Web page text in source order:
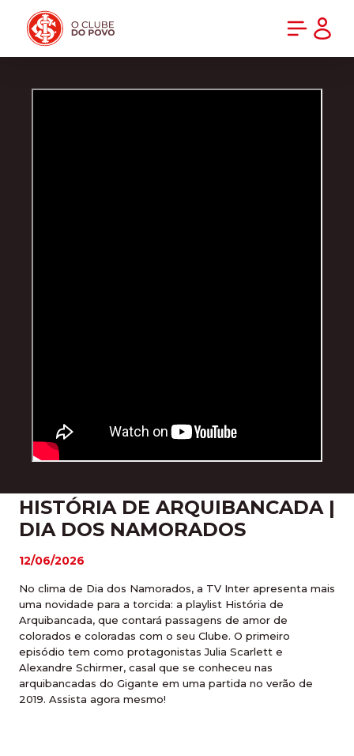
HISTÓRIA DE ARQUIBANCADA |
DIA DOS NAMORADOS
12/06/2026
No clima de Dia dos Namorados, a TV Inter apresenta mais
uma novidade para a torcida: a playlist História de
Arquibancada, que contará passagens de amor de
colorados e coloradas com o seu Clube. O primeiro
episódio tem como protagonistas Julia Scarlett e
Alexandre Schirmer, casal que se conheceu nas
arquibancadas do Gigante em uma partida no verão de
2019. Assista agora mesmo!